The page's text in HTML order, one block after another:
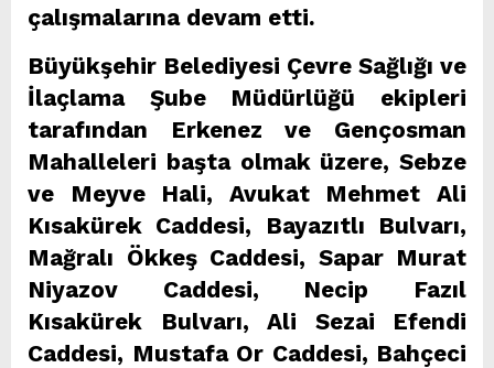
çalışmalarına devam etti.
Büyükşehir Belediyesi Çevre Sağlığı ve
İlaçlama Şube Müdürlüğü ekipleri
tarafından Erkenez ve Gençosman
Mahalleleri başta olmak üzere, Sebze
ve Meyve Hali, Avukat Mehmet Ali
Kısakürek Caddesi, Bayazıtlı Bulvarı,
Mağralı Ökkeş Caddesi, Sapar Murat
Niyazov Caddesi, Necip Fazıl
Kısakürek Bulvarı, Ali Sezai Efendi
Caddesi, Mustafa Or Caddesi, Bahçeci